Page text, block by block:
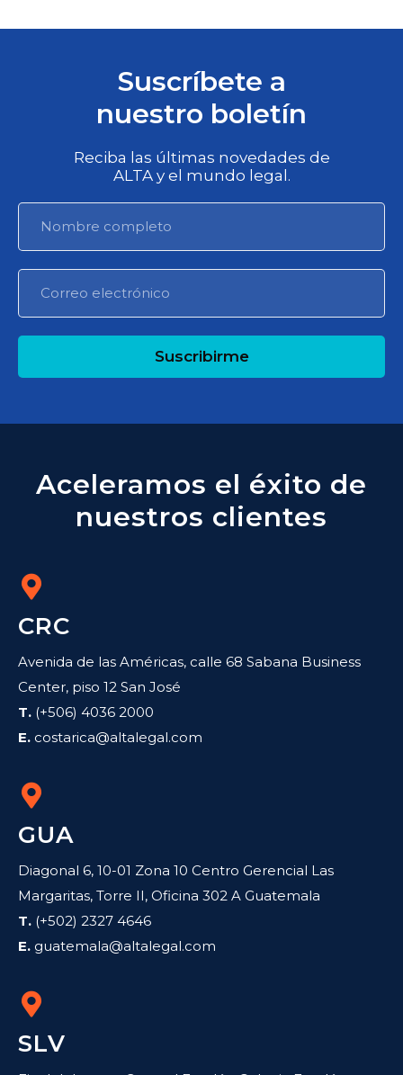
Suscríbete a
nuestro boletín
Reciba las últimas novedades de
ALTA y el mundo legal.
Suscribirme
Aceleramos el éxito de
nuestros clientes
CRC
Avenida de las Américas, calle 68 Sabana Business
Center, piso 12 San José
T. (+506) 4036 2000
E. costarica@altalegal.com
GUA
Diagonal 6, 10-01 Zona 10 Centro Gerencial Las
Margaritas, Torre II, Oficina 302 A Guatemala
T. (+502) 2327 4646
E. guatemala@altalegal.com
SLV